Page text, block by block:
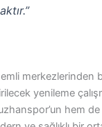
merkezlerinden
yenileme
hem